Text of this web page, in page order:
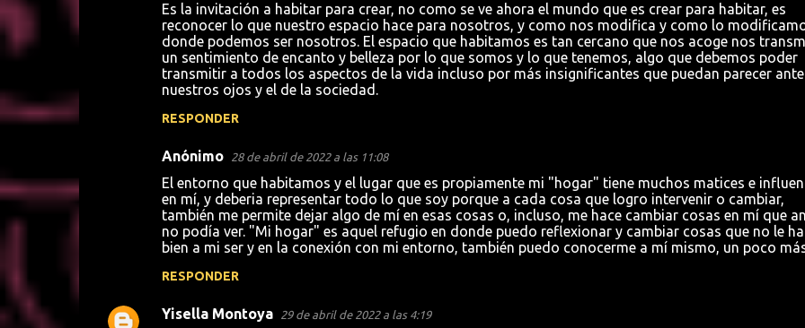
Es la invitación a habitar para crear, no como se ve ahora el mundo que es crear para habitar, es
reconocer lo que nuestro espacio hace para nosotros, y como nos modifica y como lo
donde podemos ser nosotros. El espacio que habitamos es tan cercano que nos acoge nos
un sentimiento de encanto y belleza por lo que somos y lo que tenemos, algo que debemos poder
transmitir a todos los aspectos de la vida incluso por más insignificantes que puedan parecer ante
nuestros ojos y el de la sociedad.
RESPONDER
Anónimo 28 de abril de 2022 a las 11:08
El entorno que habitamos y el lugar que es propiamente mi "hogar" tiene muchos matices e
en mí, y deberia representar todo lo que soy porque a cada cosa que logro intervenir o cambiar,
también me permite dejar algo de mí en esas cosas o, incluso, me hace cambiar cosas en mí que
no podía ver. "Mi hogar" es aquel refugio en donde puedo reflexionar y cambiar cosas que no le
bien a mi ser y en la conexión con mi entorno, también puedo conocerme a mí mismo, un poco
RESPONDER
Yisella Montoya 29 de abril de 2022 a las 4:19